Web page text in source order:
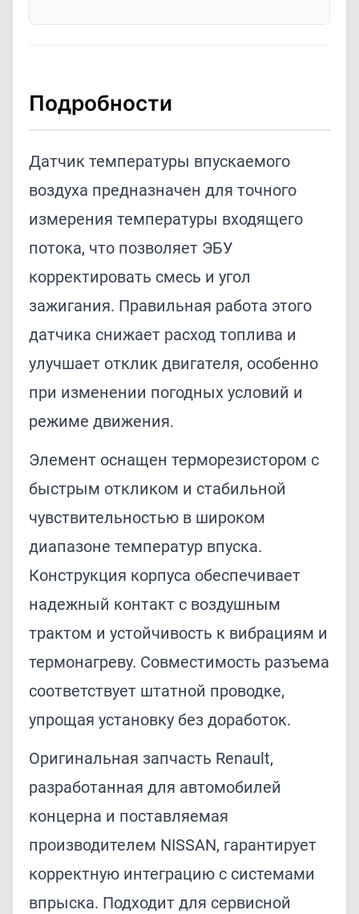
Подробности
Датчик температуры впускаемого
воздуха предназначен для точного
измерения температуры входящего
потока, что позволяет ЭБУ
корректировать смесь и угол
зажигания. Правильная работа этого
датчика снижает расход топлива и
улучшает отклик двигателя, особенно
при изменении погодных условий и
режиме движения.
Элемент оснащен терморезистором с
быстрым откликом и стабильной
чувствительностью в широком
диапазоне температур впуска.
Конструкция корпуса обеспечивает
надежный контакт с воздушным
трактом и устойчивость к вибрациям и
термонагреву. Совместимость разъема
соответствует штатной проводке,
упрощая установку без доработок.
Оригинальная запчасть Renault,
разработанная для автомобилей
концерна и поставляемая
производителем NISSAN, гарантирует
корректную интеграцию с системами
впрыска. Подходит для сервисной